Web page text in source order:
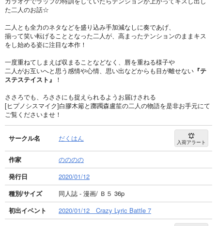
た二人のお話☆
二人とも全力のネタなどを盛り込み手加減なしに奏であげ、
揃って笑い転げることとなった二人が、高まったテンションのままキス
をし始める姿に注目な本作！
一度重ねてしまえば収まることなどなく、唇を重ねる様子や
二人がお互いへと思う感情や心情、思い出などからも目が離せない 『テ
ステステイスト』
！
ささろでも、ろささにも捉えられるようお届けされる
[ヒプノシスマイク]白膠木簓と躑躅森盧笙の二人の物語を是非お手元にて
ご覧くださいませ！
サークル名 だくはん 入荷アラート
作家
のののの
発行日
2020/01/12
種別/サイズ
同人誌 - 漫画/ Ｂ５ 36p
初出イベント
2020/01/12 Crazy Lyric Battle 7